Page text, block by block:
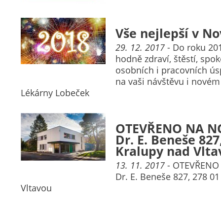
Vše nejlepší v
29. 12. 2017 - Do roku
hodně zdraví, štěstí,
osobních i pracovních
na vaši návštěvu i
Lékárny Lobeček
OTEVŘENO NA
Dr. E. Beneše
Kralupy nad
13. 11. 2017 -
Dr. E. Beneše 827, 278
Vltavou